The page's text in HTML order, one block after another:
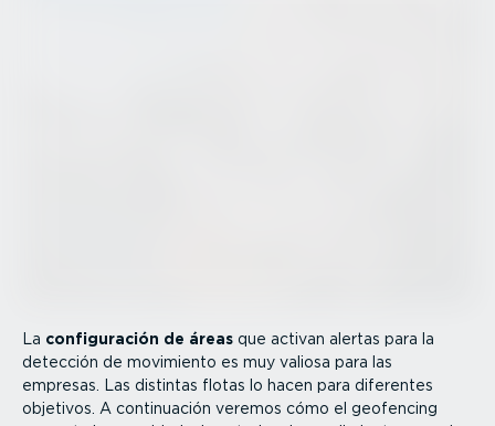
La confi­gu­ración de áreas que activan alertas para la
detección de movimiento es muy valiosa para las
empresas. Las distintas flotas lo hacen para diferentes
objetivos. A conti­nuación veremos cómo el geofencing